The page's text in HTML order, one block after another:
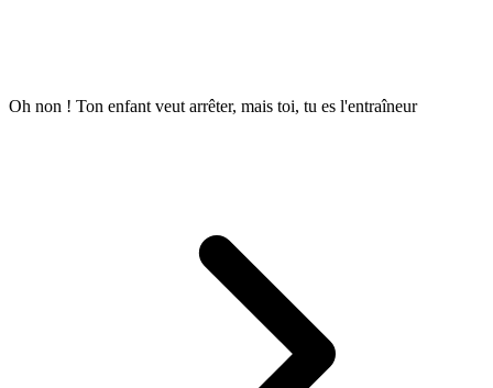
Oh non ! Ton enfant veut arrêter, mais toi, tu es l'entraîneur